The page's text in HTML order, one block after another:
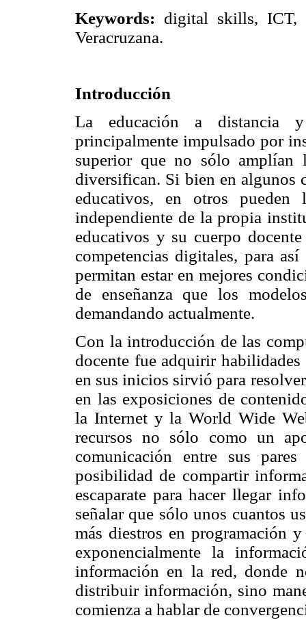
Keywords: digital skills, ICT,
Veracruzana.
Introducción
La educación a distancia
principalmente impulsado por
superior que no sólo amplían
diversifican. Si bien en algunos
educativos, en otros
independiente de la propia
educativos y su cuerpo
competencias digitales, para
permitan estar en mejores
de enseñanza que los
demandando actualmente.
Con la introducción de las
docente fue adquirir
en sus inicios sirvió para
en las exposiciones de
la Internet y la World Wide
recursos no sólo como un
comunicación entre sus
posibilidad de compartir
escaparate para hacer llegar
señalar que sólo unos cuantos
más diestros en programación
exponencialmente la
información en la red, donde
distribuir información, sino
comienza a hablar de